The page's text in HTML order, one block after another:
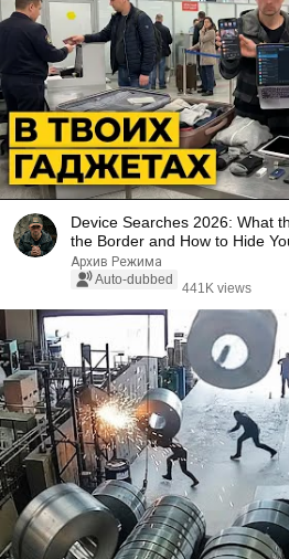
Device Searches 2026: What
the Border and How to Hide
Архив Режима
Auto-dubbed
441K views